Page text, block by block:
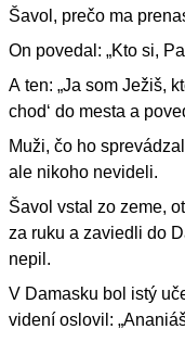
Šavol, prečo ma
On povedal: „Kto si,
A ten: „Ja som Ježiš,
chod‘ do mesta a
Muži, čo ho
ale nikoho nevideli.
Šavol vstal zo zeme,
za ruku a zaviedli do
nepil.
V Damasku bol istý
videní oslovil: